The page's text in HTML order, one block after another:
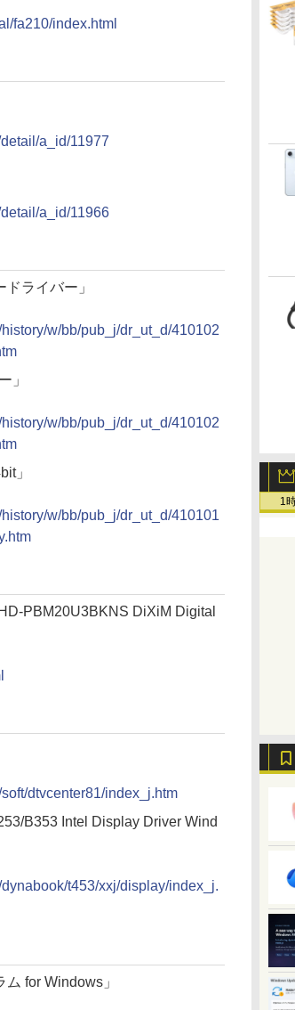
1
fa210/index.html
a_id/11977
a_id/11966
ライバー」
w/bb/pub_j/dr_ut_d/410102
」
w/bb/pub_j/dr_ut_d/410102
」
w/bb/pub_j/dr_ut_d/410101
PBM20U3BKNS DiXiM Digital
dtvcenter81/index_j.htm
B353 Intel Display Driver Wind
t453/xxj/display/index_j.
for Windows」